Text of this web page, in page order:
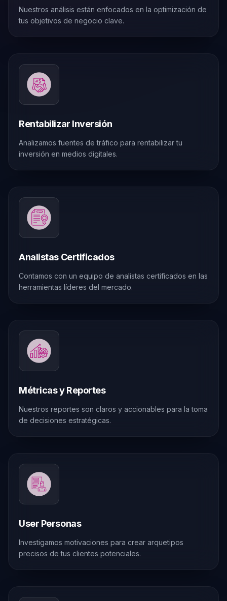
Nuestros análisis están enfocados en la optimización de
tus objetivos de negocio clave.
Rentabilizar Inversión
Analizamos fuentes de tráfico para rentabilizar tu
inversión en medios digitales.
Analistas Certificados
Contamos con un equipo de analistas certificados en las
herramientas líderes del mercado.
Métricas y Reportes
Nuestros reportes son claros y accionables para la toma
de decisiones estratégicas.
User Personas
Investigamos motivaciones para crear arquetipos
precisos de tus clientes potenciales.